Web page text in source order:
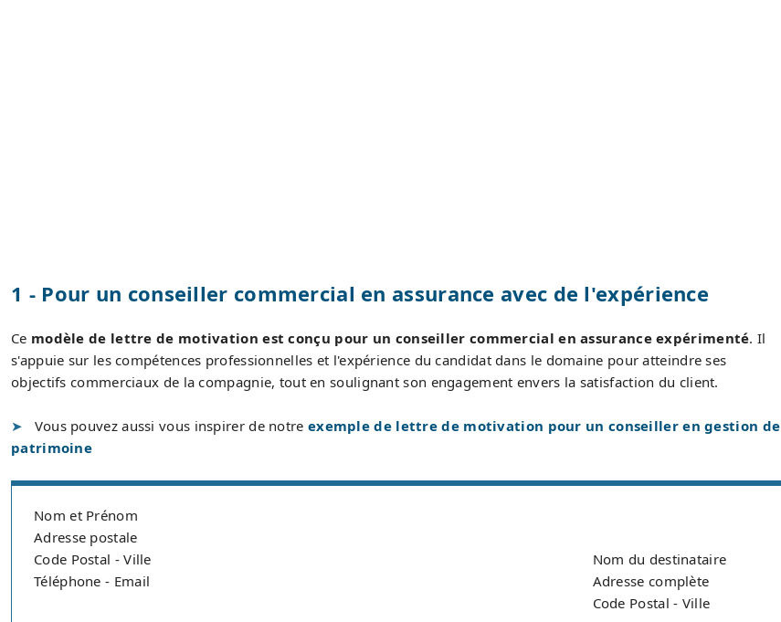
1 - Pour un conseiller commercial en assurance avec de l'expérience
Ce modèle de lettre de motivation est conçu pour un conseiller commercial en assurance expérimenté. Il
s'appuie sur les compétences professionnelles et l'expérience du candidat dans le domaine pour atteindre ses
objectifs commerciaux de la compagnie, tout en soulignant son engagement envers la satisfaction du client.
Vous pouvez aussi vous inspirer de notre exemple de lettre de motivation pour un conseiller en gestion de
patrimoine
Nom et Prénom
Adresse postale
Code Postal - Ville
Téléphone - Email
Nom du destinataire
Adresse complète
Code Postal - Ville